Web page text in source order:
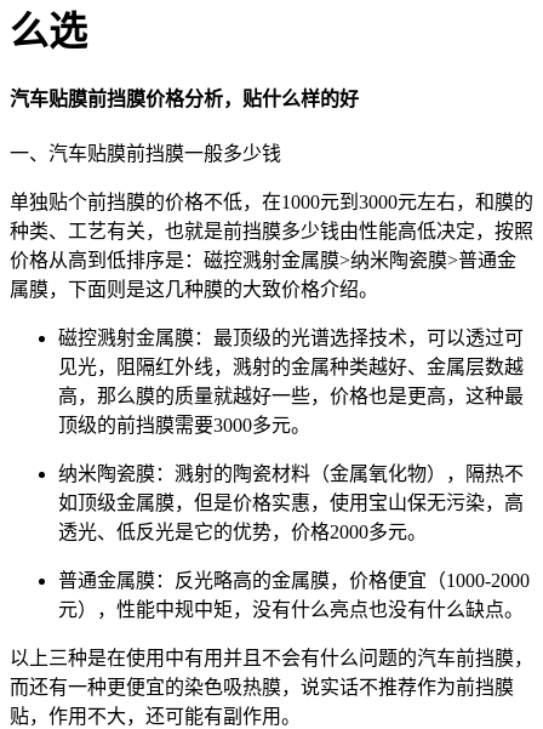
么选
汽车贴膜前挡膜价格分析，贴什么样的好
一、汽车贴膜前挡膜一般多少钱
单独贴个前挡膜的价格不低，在1000元到3000元左右，和膜的
种类、工艺有关，也就是前挡膜多少钱由性能高低决定，按照
价格从高到低排序是：磁控溅射金属膜>纳米陶瓷膜>普通金
属膜，下面则是这几种膜的大致价格介绍。
磁控溅射金属膜：最顶级的光谱选择技术，可以透过可
见光，阻隔红外线，溅射的金属种类越好、金属层数越
高，那么膜的质量就越好一些，价格也是更高，这种最
顶级的前挡膜需要3000多元。
纳米陶瓷膜：溅射的陶瓷材料（金属氧化物），隔热不
如顶级金属膜，但是价格实惠，使用宝山保无污染，高
透光、低反光是它的优势，价格2000多元。
普通金属膜：反光略高的金属膜，价格便宜（1000-2000
元），性能中规中矩，没有什么亮点也没有什么缺点。
以上三种是在使用中有用并且不会有什么问题的汽车前挡膜，
而还有一种更便宜的染色吸热膜，说实话不推荐作为前挡膜
贴，作用不大，还可能有副作用。